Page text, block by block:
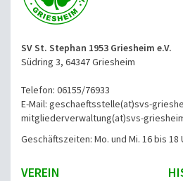
SV St. Stephan 1953 Griesheim e.V.
Südring 3, 64347 Griesheim
Telefon: 06155/76933
E-Mail: geschaeftsstelle(at)svs-
mitgliederverwaltung(at)svs-
Geschäftszeiten: Mo. und Mi. 16 bis 18
VEREIN